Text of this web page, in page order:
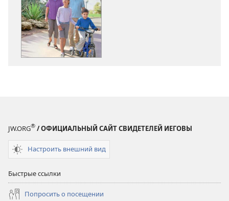
JW.ORG® / ОФИЦИАЛЬНЫЙ САЙТ СВИДЕТЕЛЕЙ ИЕГОВЫ
Настроить внешний вид
Быстрые ссылки
Попросить о посещении